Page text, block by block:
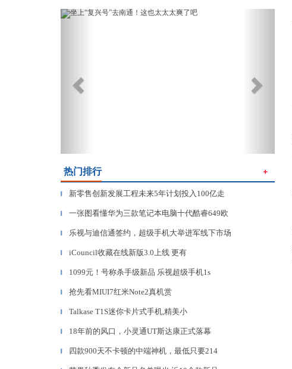
Previous
热门排行 ＋
▎ 新零售创新发展工程未来5年计划投入100亿走
▎ 一张图看懂华为三款笔记本电脑十代酷睿649欧
▎ 乐视与迪信通签约，超级手机大举进军线下市场
▎ iCouncil收藏在线新版3.0上线 更有
▎ 1099元！号称杀手级新品 乐视超级手机1s
▎ 抢先看MIUI7红米Note2真机赏
▎ Talkase T1S迷你卡片式手机,精美小
▎ 18年前的风口，小灵通UT斯达康正式落幕
▎ 四款900天不卡顿的中端神机，最低只要214